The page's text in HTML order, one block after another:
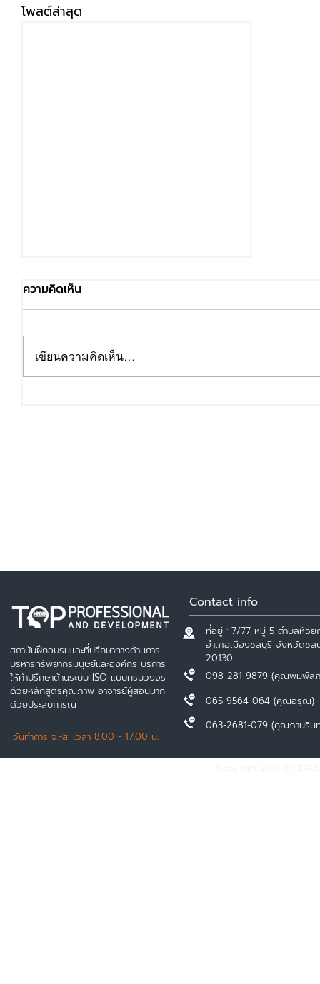
โพสต์ล่าสุด
ความคิดเห็น
เขียนความคิดเห็น…
สถาบันฝึกอบรมและที่ปรึกษาทางด้านการ
บริหารทรัพยากรมนุษย์และองค์กร บริการ
ให้คำปรึกษาด้านระบบ ISO แบบครบวงจร
ด้วยหลักสูตรคุณภาพ อาจารย์ผู้สอนมาก
ด้วยประสบการณ์
วันทำการ จ.-ส. เวลา 8.00 - 17.00 น.
Contact info
ที่อยู่ : 7/77 หมู่ 5 ตำบลห้วย
อำเภอเมืองชลบุรี จังหวัดชล
20130
098-281-9879 (คุณพิมพ์ล
065-9564-064 (คุณอรุณ)
063-2681-079 (คุณภานริน